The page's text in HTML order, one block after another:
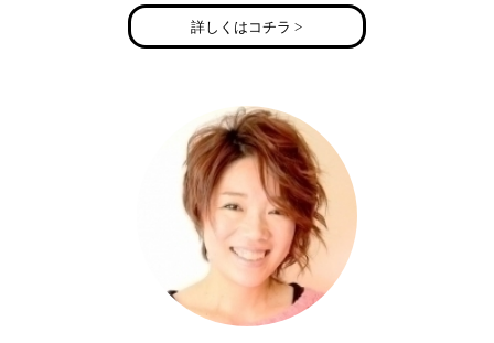
詳しくはコチラ >